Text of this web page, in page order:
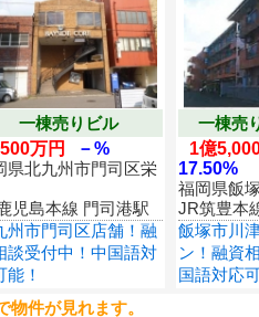
一棟売りビル
万円
－%
県北九州市門司区栄
児島本線 門司港駅
州市門司区店舗！融
談受付中！中国語対
能！
一棟売
1億
17.50%
福岡県飯
JR筑豊本
飯塚市川
ン！融資
国語対応